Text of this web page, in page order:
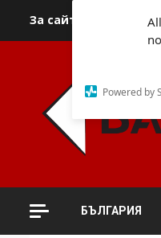
Powered by
За сайта
БЪЛГАРИЯ